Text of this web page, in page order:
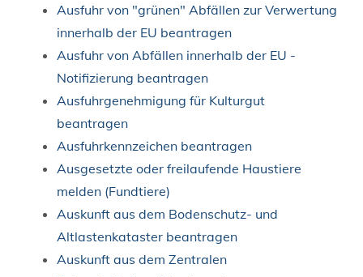
Ausfuhr von "grünen" Abfällen zur Verwertung
innerhalb der EU beantragen
Ausfuhr von Abfällen innerhalb der EU -
Notifizierung beantragen
Ausfuhrgenehmigung für Kulturgut
beantragen
Ausfuhrkennzeichen beantragen
Ausgesetzte oder freilaufende Haustiere
melden (Fundtiere)
Auskunft aus dem Bodenschutz- und
Altlastenkataster beantragen
Auskunft aus dem Zentralen